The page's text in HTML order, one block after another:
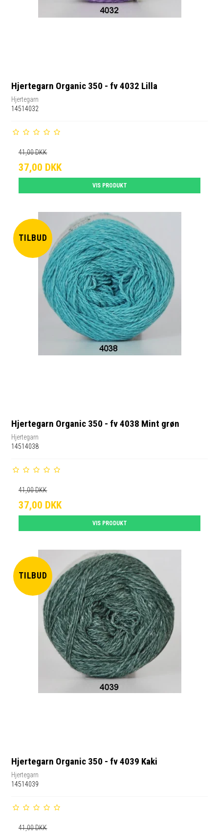
Hjertegarn Organic 350 - fv 4032 Lilla
Hjertegarn
14514032
41,00 DKK
37,00 DKK
VIS PRODUKT
TILBUD
Hjertegarn Organic 350 - fv 4038 Mint grøn
Hjertegarn
14514038
41,00 DKK
37,00 DKK
VIS PRODUKT
TILBUD
Hjertegarn Organic 350 - fv 4039 Kaki
Hjertegarn
14514039
41,00 DKK